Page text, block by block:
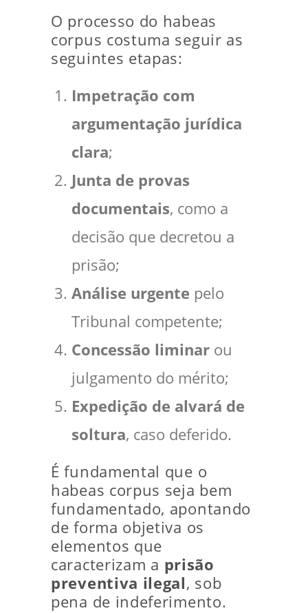
O processo do habeas
corpus costuma seguir as
seguintes etapas:
Impetração com
argumentação jurídica
clara;
Junta de provas
documentais, como a
decisão que decretou a
prisão;
Análise urgente pelo
Tribunal competente;
Concessão liminar ou
julgamento do mérito;
Expedição de alvará de
soltura, caso deferido.
É fundamental que o
habeas corpus seja bem
fundamentado, apontando
de forma objetiva os
elementos que
caracterizam a prisão
preventiva ilegal, sob
pena de indeferimento.